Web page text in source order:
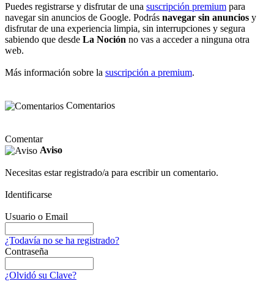
Puedes registrarse y disfrutar de una suscripción premium para
navegar sin anuncios de Google. Podrás navegar sin anuncios y
disfrutar de una experiencia limpia, sin interrupciones y segura
sabiendo que desde La Noción no vas a acceder a ninguna otra
web.
Más información sobre la suscripción a premium.
Comentarios
Comentar
Aviso
Necesitas estar registrado/a para escribir un comentario.
Identificarse
Usuario o Email
¿Todavía no se ha registrado?
Contraseña
¿Olvidó su Clave?